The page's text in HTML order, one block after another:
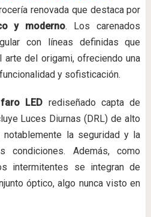
renovada que destaca por
y moderno. Los carenados
con líneas definidas que
del origami, ofreciendo una
y sofisticación.
LED rediseñado capta de
Luces Diurnas (DRL) de alto
notablemente la seguridad y la
condiciones. Además, como
intermitentes se integran de
óptico, algo nunca visto en